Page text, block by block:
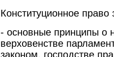
Конституционное право
- основные принципы о
верховенстве
законом, господстве